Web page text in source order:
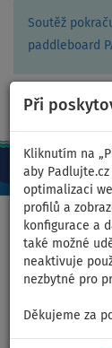
Soutěž
paddleboard
Při
Kliknutím na
aby
optimalizaci
profilů a
konfigurace a
také možné
neaktivuje
nezbytné pro
Děkujeme za
Domů >